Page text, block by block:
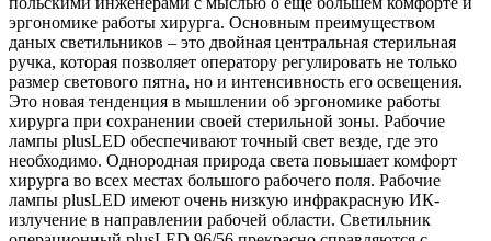
эргономике работы хирурга. Основным преимуществом
даных светильников – это двойная центральная стерильная
ручка, которая позволяет оператору регулировать не только
размер светового пятна, но и интенсивность его освещения.
Это новая тенденция в мышлении об эргономике работы
хирурга при сохранении своей стерильной зоны. Рабочие
лампы plusLED обеспечивают точный свет везде, где это
необходимо. Однородная природа света повышает комфорт
хирурга во всех местах большого рабочего поля. Рабочие
лампы plusLED имеют очень низкую инфракрасную ИК-
излучение в направлении рабочей области. Светильник